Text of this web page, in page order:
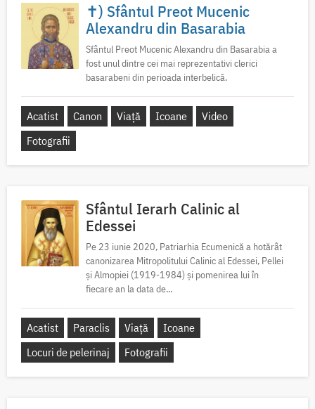
✝) Sfântul Preot Mucenic
Alexandru din Basarabia
Sfântul Preot Mucenic Alexandru din Basarabia a
fost unul dintre cei mai reprezentativi clerici
basarabeni din perioada interbelică.
Acatist Canon Viață Icoane
Video
Fotografii
Sfântul Ierarh Calinic al
Edessei
Pe 23 iunie 2020, Patriarhia Ecumenică a hotărât
canonizarea Mitropolitului Calinic al Edessei, Pellei
și Almopiei (1919-1984) și pomenirea lui în
fiecare an la data de...
Acatist Paraclis Viață
Icoane
Locuri de pelerinaj
Fotografii